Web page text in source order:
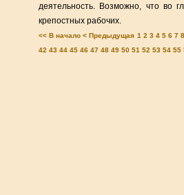
деятельность. Возможно, что во
крепостных рабочих.
<< В начало < Предыдущая 1 2 3 4 5 6 7 8
42 43 44 45 46 47 48 49 50 51 52 53 54 55